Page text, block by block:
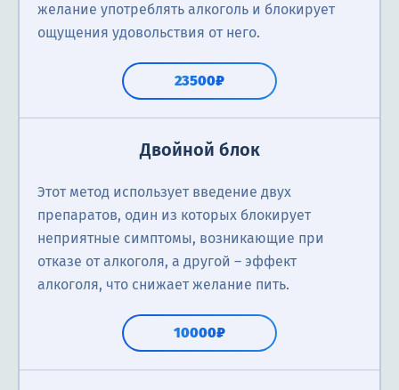
желание употреблять алкоголь и блокирует
ощущения удовольствия от него.
23500₽
Двойной блок
Этот метод использует введение двух
препаратов, один из которых блокирует
неприятные симптомы, возникающие при
отказе от алкоголя, а другой – эффект
алкоголя, что снижает желание пить.
10000₽